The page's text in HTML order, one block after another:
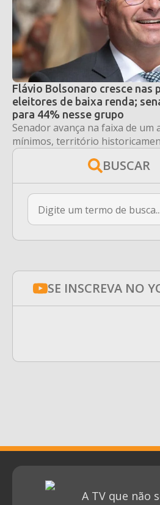
Flávio Bolsonaro cresce nas
eleitores de baixa renda;
para 44% nesse grupo
Senador avança na faixa de um
mínimos, território
BUSCAR
SE INSCREVA NO
A TV que não